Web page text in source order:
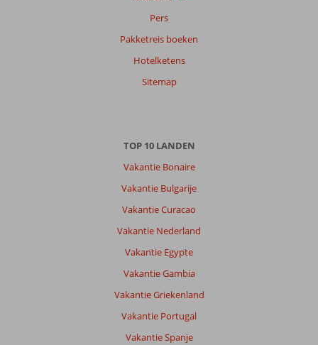
Pers
Pakketreis boeken
Hotelketens
Sitemap
TOP 10 LANDEN
Vakantie Bonaire
Vakantie Bulgarije
Vakantie Curacao
Vakantie Nederland
Vakantie Egypte
Vakantie Gambia
Vakantie Griekenland
Vakantie Portugal
Vakantie Spanje